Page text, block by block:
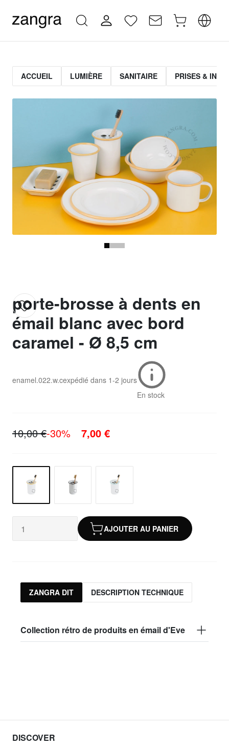
ACCUEIL LUMIÈRE SANITAIRE PRISES &
porte-brosse à dents en
émail blanc avec bord
caramel - Ø 8,5 cm
enamel.022.w.cexpédié dans 1-2 jours
En stock
10,00 €-30% 7,00 €
AJOUTER AU PANIER
ZANGRA DIT DESCRIPTION TECHNIQUE
Collection rétro de produits en émail d'Eve
DISCOVER